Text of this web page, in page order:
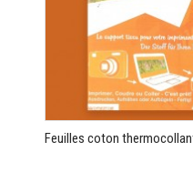
Feuilles coton